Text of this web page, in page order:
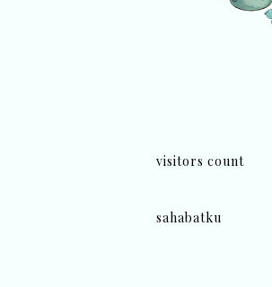
visitors count
sahabatku